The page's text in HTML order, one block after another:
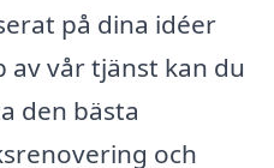
på dina idéer
av vår tjänst kan du
den bästa
och